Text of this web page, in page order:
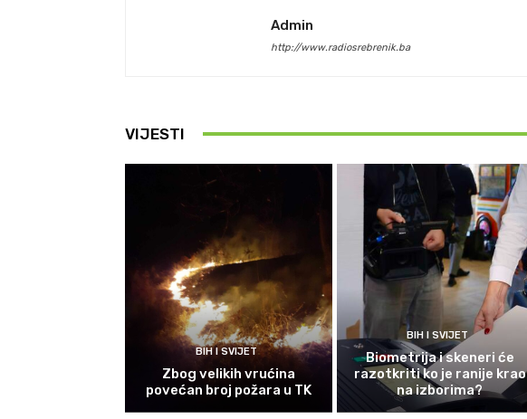
Admin
http://www.radiosrebrenik.ba
VIJESTI
BIH I SVIJET
Zbog velikih vrućina
povećan broj požara u TK
BIH I SVIJET
Biometrija i skeneri će
razotkriti ko je ranije krao
na izborima?